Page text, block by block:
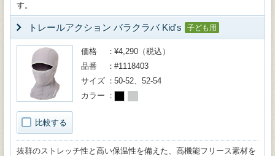
す。
トレールアクション バラクラバ Kid's 子ども用
比較する
価格
¥4,290（税込）
品番
#1118403
サイズ
50-52、52-54
カラー
抜群のストレッチ性と高い保温性を備えた、高機能フリース素材を